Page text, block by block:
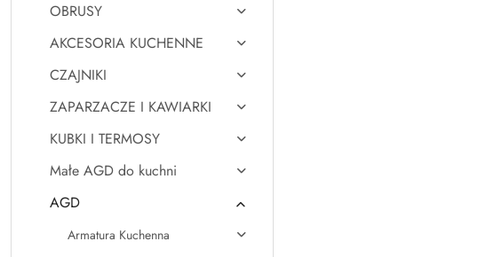
OBRUSY
AKCESORIA KUCHENNE
CZAJNIKI
ZAPARZACZE I KAWIARKI
KUBKI I TERMOSY
Małe AGD do kuchni
AGD
Armatura Kuchenna